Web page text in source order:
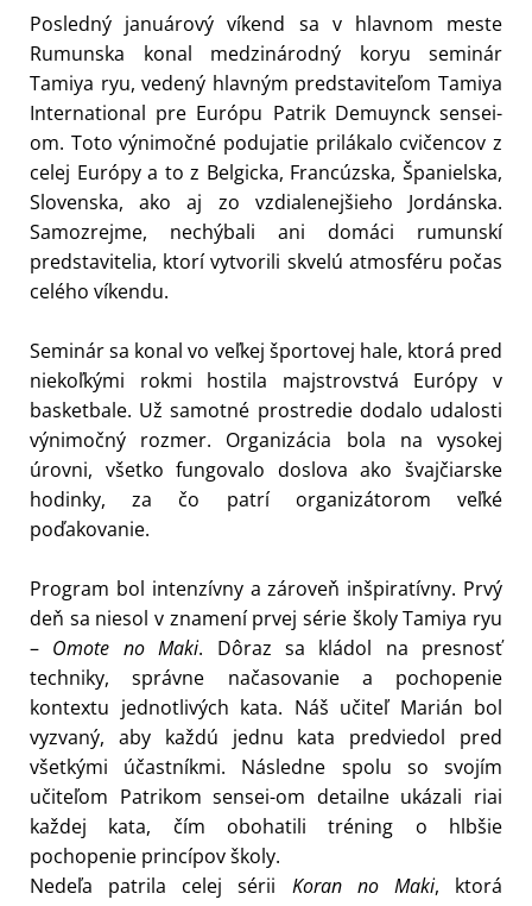
Posledný januárový víkend sa v hlavnom meste
Rumunska konal medzinárodný koryu seminár
Tamiya ryu, vedený hlavným predstaviteľom Tamiya
International pre Európu Patrik Demuynck sensei-
om. Toto výnimočné podujatie prilákalo cvičencov z
celej Európy a to z Belgicka, Francúzska, Španielska,
Slovenska, ako aj zo vzdialenejšieho Jordánska.
Samozrejme, nechýbali ani domáci rumunskí
predstavitelia, ktorí vytvorili skvelú atmosféru počas
celého víkendu.
Seminár sa konal vo veľkej športovej hale, ktorá pred
niekoľkými rokmi hostila majstrovstvá Európy v
basketbale. Už samotné prostredie dodalo udalosti
výnimočný rozmer. Organizácia bola na vysokej
úrovni, všetko fungovalo doslova ako švajčiarske
hodinky, za čo patrí organizátorom veľké
poďakovanie.
Program bol intenzívny a zároveň inšpiratívny. Prvý
deň sa niesol v znamení prvej série školy Tamiya ryu
– Omote no Maki. Dôraz sa kládol na presnosť
techniky, správne načasovanie a pochopenie
kontextu jednotlivých kata. Náš učiteľ Marián bol
vyzvaný, aby každú jednu kata predviedol pred
všetkými účastníkmi. Následne spolu so svojím
učiteľom Patrikom sensei-om detailne ukázali riai
každej kata, čím obohatili tréning o hlbšie
pochopenie princípov školy.
Nedeľa patrila celej sérii Koran no Maki, ktorá